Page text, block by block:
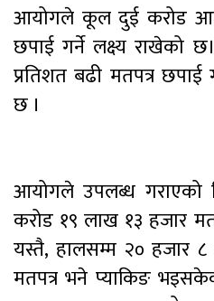
आयोगले कूल दुई करोड
छपाई गर्ने लक्ष्य राखेको
प्रतिशत बढी मतपत्र
छ ।
आयोगले उपलब्ध
करोड १९ लाख १३ हजार
यस्तै, हालसम्म २० हजार
मतपत्र भने प्याकिङ